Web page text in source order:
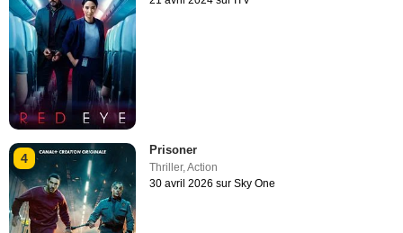
4
Prisoner
Thriller,Action
30 avril 2026 sur Sky One